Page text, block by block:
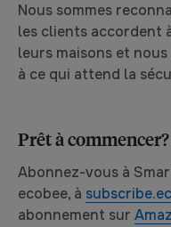
Nous sommes
les clients accordent
leurs maisons et
à ce qui attend la
Prêt à commencer?
Abonnez-vous à
ecobee, à
abonnement sur